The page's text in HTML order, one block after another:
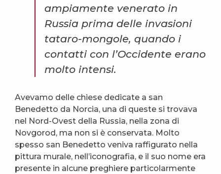
ampiamente venerato in
Russia prima delle invasioni
tataro-mongole, quando i
contatti con l’Occidente erano
molto intensi.
Avevamo delle chiese dedicate a san
Benedetto da Norcia, una di queste si trovava
nel Nord-Ovest della Russia, nella zona di
Novgorod, ma non si è conservata. Molto
spesso san Benedetto veniva raffigurato nella
pittura murale, nell’iconografia, e il suo nome era
presente in alcune preghiere particolarmente